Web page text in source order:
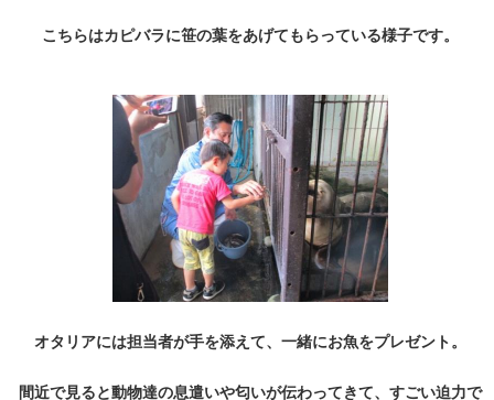
こちらはカピバラに笹の葉をあげてもらっている様子です。
オタリアには担当者が手を添えて、一緒にお魚をプレゼント。
間近で見ると動物達の息遣いや匂いが伝わってきて、すごい迫力で